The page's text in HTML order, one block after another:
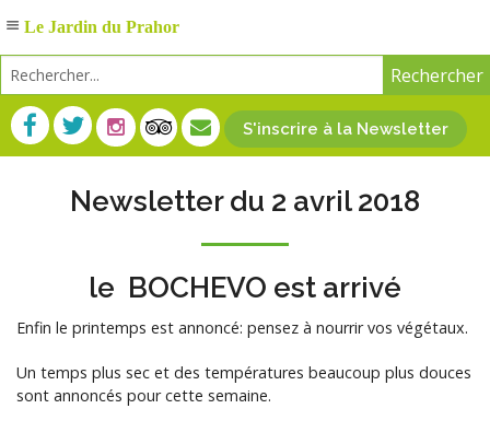
S'inscrire à la Newsletter
Newsletter du 2 avril 2018
le BOCHEVO est arrivé
Enfin le printemps est annoncé: pensez à nourrir vos végétaux.
Un temps plus sec et des températures beaucoup plus douces
sont annoncés pour cette semaine.
Le Jardin du Prahor